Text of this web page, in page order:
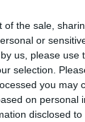
of the sale,
or
us, please use
selection.
you may
on personal
disclosed